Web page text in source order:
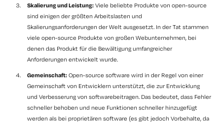
Skalierung und Leistung: Viele beliebte Produkte von open-source
sind einigen der größten Arbeitslasten und
Skalierungsanforderungen der Welt ausgesetzt. In der Tat stammen
viele open-source Produkte von großen Webunternehmen, bei
denen das Produkt für die Bewältigung umfangreicher
Anforderungen entwickelt wurde.
Gemeinschaft: Open-source software wird in der Regel von einer
Gemeinschaft von Entwicklern unterstützt, die zur Entwicklung
und Verbesserung von softwarebeitragen. Das bedeutet, dass Fehler
schneller behoben und neue Funktionen schneller hinzugefügt
werden als bei proprietären software (es gibt jedoch Vorbehalte, da